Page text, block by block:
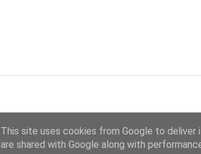
This site uses cookies from Google to deliver
are shared with Google along with